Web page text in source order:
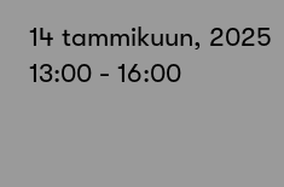
14 tammikuun, 2025
13:00 - 16:00